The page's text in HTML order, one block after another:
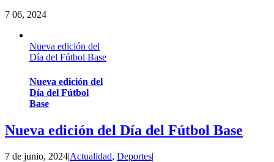
7 06, 2024
Nueva edición del
Día del Fútbol Base
Nueva edición del
Día del Fútbol
Base
Nueva edición del Día del Fútbol Base
7 de junio, 2024|Actualidad, Deportes|